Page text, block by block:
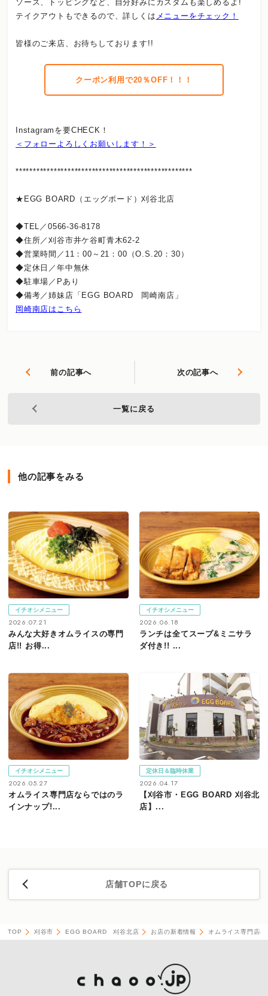
ソース、トッピングなど、自分好みにカスタムも楽しめるよ!
テイクアウトもできるので、詳しくは メニューをチェック！
皆様のご来店、お待ちしております!!
クーポン利用で20％OFF！！！
Instagramを要CHECK！
＜フォローよろしくお願いします！＞
***************************************************
★EGG BOARD（エッグボード）刈谷北店
◆TEL／0566-36-8178
◆住所／刈谷市井ケ谷町青木62-2
◆営業時間／11：00～21：00（O.S.20：30）
◆定休日／年中無休
◆駐車場／Pあり
◆備考／姉妹店「EGG BOARD 岡崎南店」
岡崎南店はこちら
前の記事へ 次の記事へ
一覧に戻る
他の記事をみる
イチオシメニュー
2026.07.21
みんな大好きオムライスの専門
店!! お得...
イチオシメニュー
2026.06.18
ランチは全てスープ&ミニサラ
ダ付き!! ...
イチオシメニュー
2026.05.27
オムライス専門店ならではのラ
インナップ!...
定休日＆臨時休業
2026.04.17
【刈谷市・EGG BOARD 刈谷北
店】...
店舗TOPに戻る
TOP 刈谷市 EGG BOARD 刈谷北店 お店の新着情報 オムライス専門店